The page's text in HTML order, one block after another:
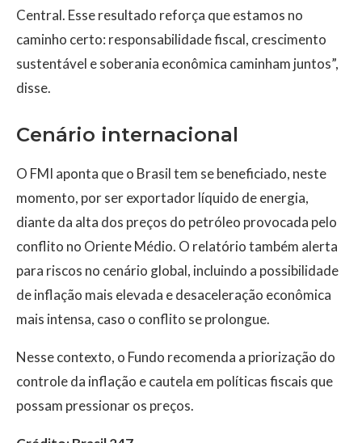
Central. Esse resultado reforça que estamos no
caminho certo: responsabilidade fiscal, crescimento
sustentável e soberania econômica caminham juntos”,
disse.
Cenário internacional
O FMI aponta que o Brasil tem se beneficiado, neste
momento, por ser exportador líquido de energia,
diante da alta dos preços do petróleo provocada pelo
conflito no Oriente Médio. O relatório também alerta
para riscos no cenário global, incluindo a possibilidade
de inflação mais elevada e desaceleração econômica
mais intensa, caso o conflito se prolongue.
Nesse contexto, o Fundo recomenda a priorização do
controle da inflação e cautela em políticas fiscais que
possam pressionar os preços.